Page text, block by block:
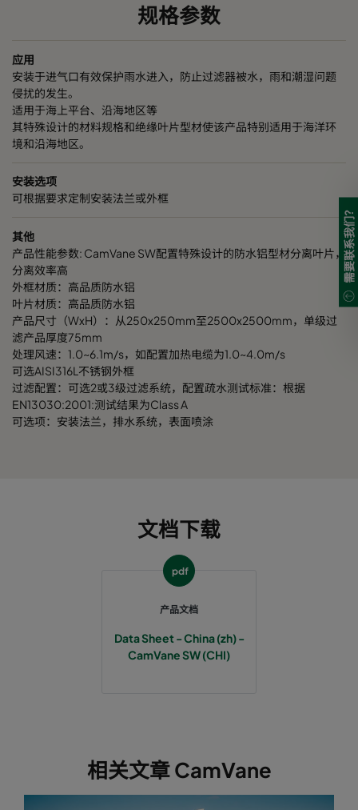
规格参数
应用
安装于进气口有效保护雨水进入，防止过滤器被水，雨和潮湿问题
侵扰的发生。
适用于海上平台、沿海地区等
其特殊设计的材料规格和绝缘叶片型材使该产品特别适用于海洋环
境和沿海地区。
安装选项
可根据要求定制安装法兰或外框
其他
产品性能参数: CamVane SW配置特殊设计的防水铝型材分离叶片，
分离效率高
外框材质：高品质防水铝
叶片材质：高品质防水铝
产品尺寸（WxH）：从250x250mm至2500x2500mm，单级过
滤产品厚度75mm
处理风速：1.0~6.1m/s，如配置加热电缆为1.0~4.0m/s
可选AISI316L不锈钢外框
过滤配置：可选2或3级过滤系统，配置疏水测试标准：根据
EN13030:2001:测试结果为Class A
可选项：安装法兰，排水系统，表面喷涂
文档下载
pdf
产品文档
Data Sheet - China (zh) -
CamVane SW (CHI)
相关文章 CamVane
需要联系我们?